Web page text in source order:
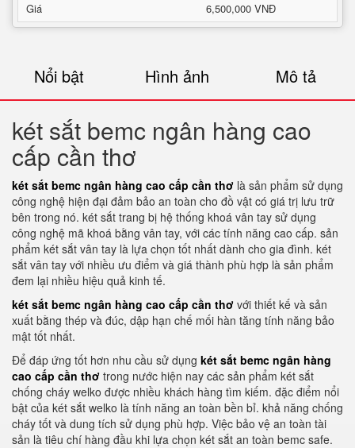
Giá
6,500,000 VNĐ
Nổi bật Hình ảnh Mô tả
két sắt bemc ngân hàng cao
cấp cần thơ
két sắt bemc ngân hàng cao cấp cần thơ là sản phẩm sử dụng
công nghệ hiện đại đảm bảo an toàn cho đồ vật có giá trị lưu trữ
bên trong nó. két sắt trang bị hệ thống khoá vân tay sử dụng
công nghệ mã khoá bằng vân tay, với các tính năng cao cấp. sản
phẩm két sắt vân tay là lựa chọn tốt nhất dành cho gia đình. két
sắt vân tay với nhiều ưu điểm và giá thành phù hợp là sản phẩm
đem lại nhiều hiệu quả kinh tế.
két sắt bemc ngân hàng cao cấp cần thơ với thiết kế và sản
xuất bằng thép và đúc, dập hạn chế mối hàn tăng tính năng bảo
mật tốt nhất.
Để đáp ứng tốt hơn nhu cầu sử dụng két sắt bemc ngân hàng
cao cấp cần thơ trong nước hiện nay các sản phẩm két sắt
chống cháy welko được nhiều khách hàng tìm kiếm. đặc điểm nổi
bật của két sắt welko là tính năng an toàn bền bỉ. khả năng chống
cháy tốt và dung tích sử dụng phù hợp. Việc bảo vệ an toàn tài
sản là tiêu chí hàng đầu khi lựa chọn két sắt an toàn bemc safe.